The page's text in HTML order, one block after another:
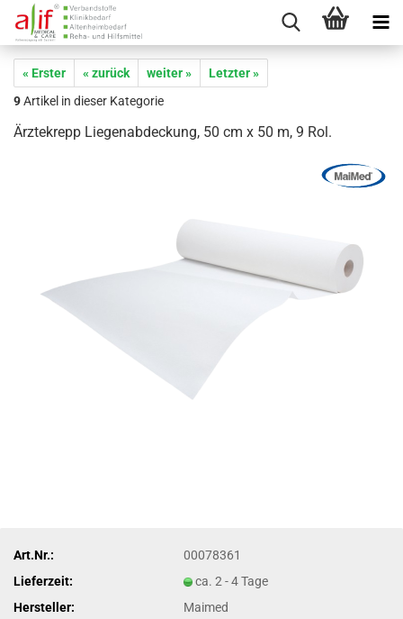
« Erster « zurück weiter »
Letzter »
9Artikel in dieser Kategorie
Ärztekrepp Liegenabdeckung, 50 cm x 50 m, 9 Rol.
Art.Nr.:
00078361
Lieferzeit:
ca. 2 - 4 Tage
Hersteller:
Maimed